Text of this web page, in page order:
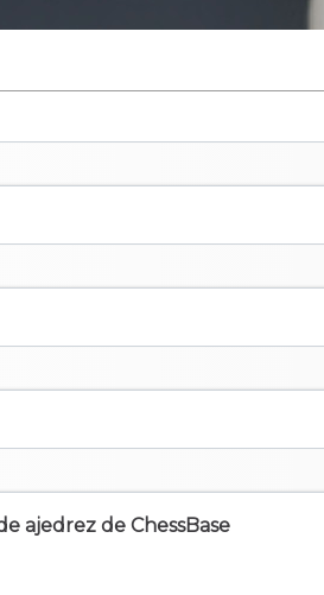
ajedrez de ChessBase